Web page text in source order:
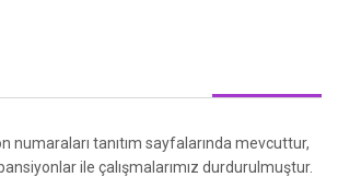
numaraları tanıtım sayfalarında mevcuttur,
ile çalışmalarımız durdurulmuştur.